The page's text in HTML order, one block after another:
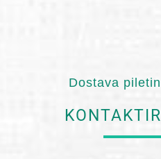
Dostava